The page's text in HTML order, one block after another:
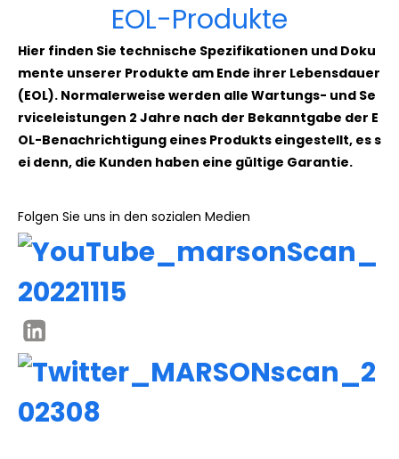
EOL-Produkte
Hier finden Sie technische Spezifikationen und Doku
mente unserer Produkte am Ende ihrer Lebensdauer
(EOL). Normalerweise werden alle Wartungs- und Se
rviceleistungen 2 Jahre nach der Bekanntgabe der E
OL-Benachrichtigung eines Produkts eingestellt, es s
ei denn, die Kunden haben eine gültige Garantie.
Folgen Sie uns in den sozialen Medien